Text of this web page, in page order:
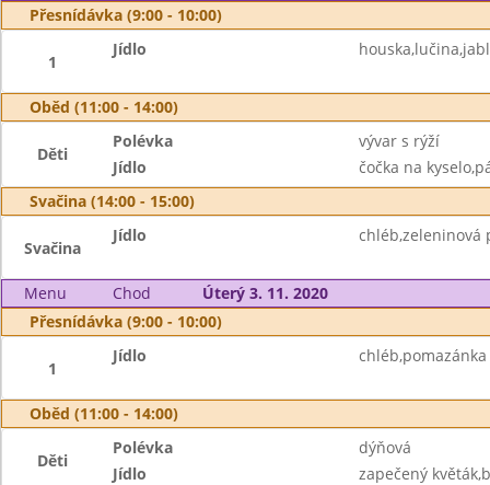
Přesnídávka (9:00 - 10:00)
1
Jídlo
Oběd (11:00 - 14:00)
Děti
Polévka
vývar s rýží
Jídlo
čočka na
Svačina (14:00 - 15:00)
Svačina
Jídlo chléb,zeleninová
Menu Chod
Úterý 3. 11. 2020
Přesnídávka (9:00 - 10:00)
1
Jídlo
Oběd (11:00 - 14:00)
Děti
Polévka
dýňová
Jídlo
zapečený